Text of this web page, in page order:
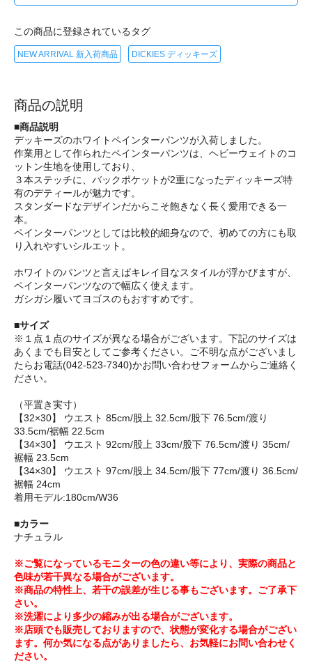
この商品に登録されているタグ
NEW ARRIVAL 新入荷商品 DICKIES ディッキーズ
商品の説明
■商品説明
デッキーズのホワイトペインターパンツが入荷しました。
作業用として作られたペインターパンツは、ヘビーウェイトのコ
ットン生地を使用しており、
３本ステッチに、バックポケットが2重になったディッキーズ特
有のデティールが魅力です。
スタンダードなデザインだからこそ飽きなく長く愛用できる一
本。
ペインターパンツとしては比較的細身なので、初めての方にも取
り入れやすいシルエット。
ホワイトのパンツと言えばキレイ目なスタイルが浮かびますが、
ペインターパンツなので幅広く使えます。
ガシガシ履いてヨゴスのもおすすめです。
■サイズ
※１点１点のサイズが異なる場合がございます。下記のサイズは
あくまでも目安としてご参考ください。ご不明な点がございまし
たらお電話(042-523-7340)かお問い合わせフォームからご連絡く
ださい。
（平置き実寸）
【32×30】 ウエスト 85cm/股上 32.5cm/股下 76.5cm/渡り
33.5cm/裾幅 22.5cm
【34×30】 ウエスト 92cm/股上 33cm/股下 76.5cm/渡り 35cm/
裾幅 23.5cm
【34×30】 ウエスト 97cm/股上 34.5cm/股下 77cm/渡り 36.5cm/
裾幅 24cm
着用モデル:180cm/W36
■カラー
ナチュラル
※ご覧になっているモニターの色の違い等により、実際の商品と
色味が若干異なる場合がございます。
※商品の特性上、若干の誤差が生じる事もございます。ご了承下
さい。
※洗濯により多少の縮みが出る場合がございます。
※店頭でも販売しておりますので、状態が変化する場合がござい
ます。何か気になる点がありましたら、お気軽にお問い合わせく
ださい。